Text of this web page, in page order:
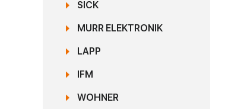
SICK
MURR ELEKTRONIK
LAPP
IFM
WOHNER